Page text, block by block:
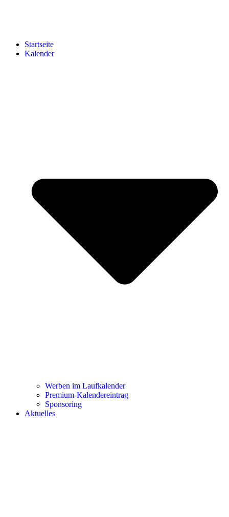
Startseite
Kalender
Werben im Laufkalender
Premium-Kalendereintrag
Sponsoring
Aktuelles